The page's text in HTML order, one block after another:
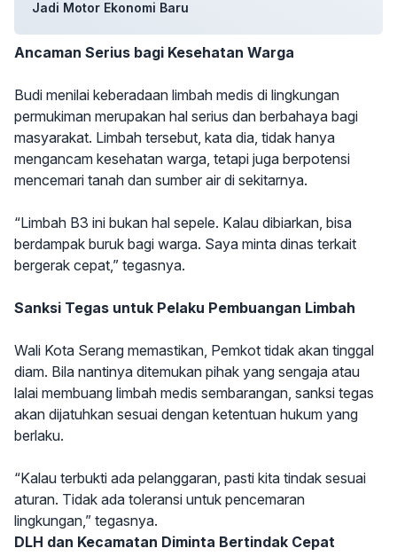
Jadi Motor Ekonomi Baru
Ancaman Serius bagi Kesehatan Warga
Budi menilai keberadaan limbah medis di lingkungan
permukiman merupakan hal serius dan berbahaya bagi
masyarakat. Limbah tersebut, kata dia, tidak hanya
mengancam kesehatan warga, tetapi juga berpotensi
mencemari tanah dan sumber air di sekitarnya.
“Limbah B3 ini bukan hal sepele. Kalau dibiarkan, bisa
berdampak buruk bagi warga. Saya minta dinas terkait
bergerak cepat,” tegasnya.
Sanksi Tegas untuk Pelaku Pembuangan Limbah
Wali Kota Serang memastikan, Pemkot tidak akan tinggal
diam. Bila nantinya ditemukan pihak yang sengaja atau
lalai membuang limbah medis sembarangan, sanksi tegas
akan dijatuhkan sesuai dengan ketentuan hukum yang
berlaku.
“Kalau terbukti ada pelanggaran, pasti kita tindak sesuai
aturan. Tidak ada toleransi untuk pencemaran
lingkungan,” tegasnya.
DLH dan Kecamatan Diminta Bertindak Cepat